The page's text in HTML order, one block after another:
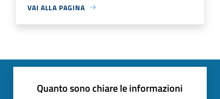
VAI ALLA PAGINA
Quanto sono chiare le informazioni